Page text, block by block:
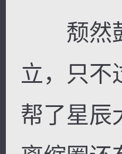
颓然鼓
立，只不
帮了星辰